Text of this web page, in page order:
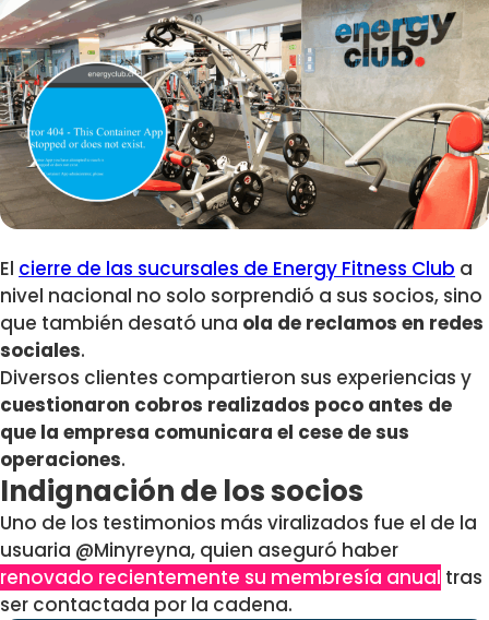
El cierre de las sucursales de Energy Fitness Club a
nivel nacional no solo sorprendió a sus socios, sino
que también desató una ola de reclamos en redes
sociales.
Diversos clientes compartieron sus experiencias y
cuestionaron cobros realizados poco antes de
que la empresa comunicara el cese de sus
operaciones.
Indignación de los socios
Uno de los testimonios más viralizados fue el de la
usuaria @Minyreyna, quien aseguró haber
renovado recientemente su membresía anual tras
ser contactada por la cadena.